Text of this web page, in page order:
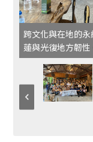
跨文化與在地的
蓮與光復地方韌